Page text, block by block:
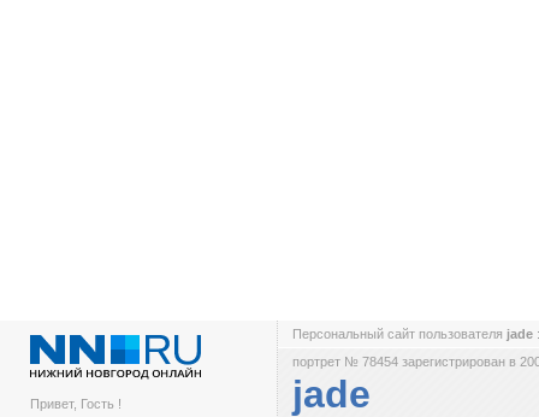
Привет, Гость !
Персональный сайт пользователя jade
портрет № 78454 зарегистрирован в
jade